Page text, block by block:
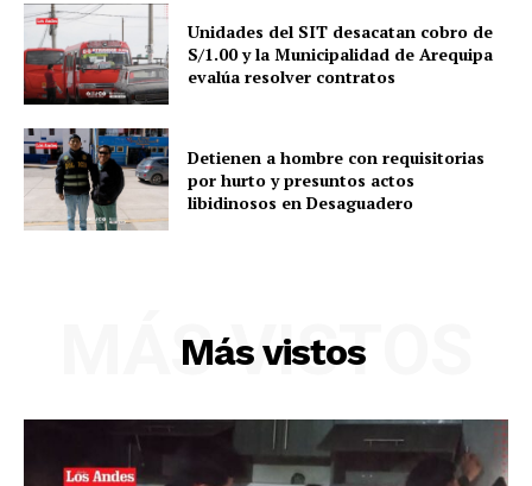
Unidades del SIT desacatan cobro de
S/1.00 y la Municipalidad de Arequipa
evalúa resolver contratos
Detienen a hombre con requisitorias
por hurto y presuntos actos
libidinosos en Desaguadero
Más vistos
MÁS VISTOS